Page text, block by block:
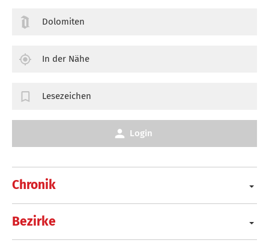
Chronik
Bezirke
Dolomiten
In der Nähe
Lesezeichen
Login